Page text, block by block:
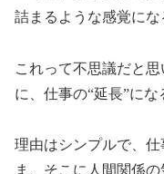
詰まるような感覚にな
これって不思議だと
に、仕事の“延長”にな
理由はシンプルで、
ま、そこに人間関係